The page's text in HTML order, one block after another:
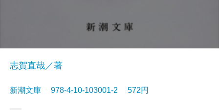
志賀直哉／著
新潮文庫 978-4-10-103001-2 572円